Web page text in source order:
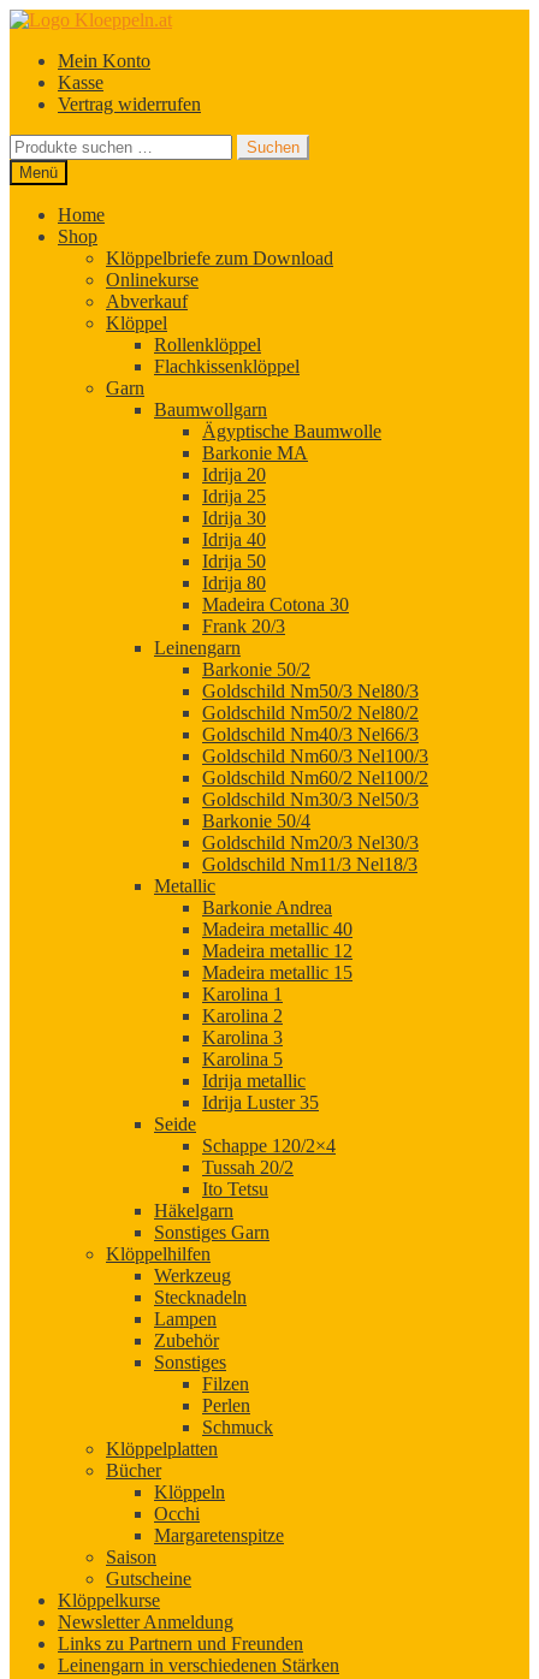
Zur
springen
Zum
springenMein Konto
Kasse
Vertrag widerrufen
Suchen
nach:
Suchen
Menü
Home
Shop
Klöppelbriefe zum Download
Onlinekurse
Abverkauf
Klöppel
Rollenklöppel
Flachkissenklöppel
Garn
Baumwollgarn
Ägyptische Baumwolle
Barkonie MA
Idrija 20
Idrija 25
Idrija 30
Idrija 40
Idrija 50
Idrija 80
Madeira Cotona 30
Frank 20/3
Leinengarn
Barkonie 50/2
Goldschild Nm50/3 Nel80/3
Goldschild Nm50/2 Nel80/2
Goldschild Nm40/3 Nel66/3
Goldschild Nm60/3 Nel100/3
Goldschild Nm60/2 Nel100/2
Goldschild Nm30/3 Nel50/3
Barkonie 50/4
Goldschild Nm20/3 Nel30/3
Goldschild Nm11/3 Nel18/3
Metallic
Barkonie Andrea
Madeira metallic 40
Madeira metallic 12
Madeira metallic 15
Karolina 1
Karolina 2
Karolina 3
Karolina 5
Idrija metallic
Idrija Luster 35
Seide
Schappe 120/2×4
Tussah 20/2
Ito Tetsu
Häkelgarn
Sonstiges Garn
Klöppelhilfen
Werkzeug
Stecknadeln
Lampen
Zubehör
Sonstiges
Filzen
Perlen
Schmuck
Klöppelplatten
Bücher
Klöppeln
Occhi
Margaretenspitze
Saison
Gutscheine
Klöppelkurse
Newsletter Anmeldung
Links zu Partnern und Freunden
Leinengarn in verschiedenen Stärken